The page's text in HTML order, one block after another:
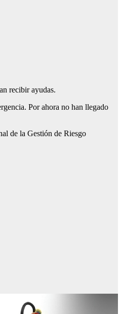
recibir ayudas.
Por ahora no han llegado
de la Gestión de Riesgo